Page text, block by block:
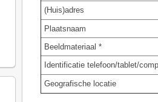
(Huis)adres
Plaatsnaam
Beeldmateriaal *
Identificatie telefoon/tablet/
Geografische locatie